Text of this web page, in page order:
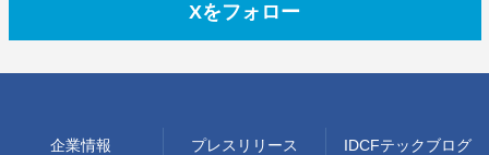
Xをフォロー
企業情報 プレスリリース IDCFテックブログ